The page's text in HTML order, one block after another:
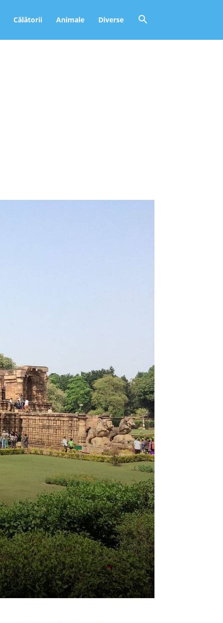
Călătorii Animale Diverse